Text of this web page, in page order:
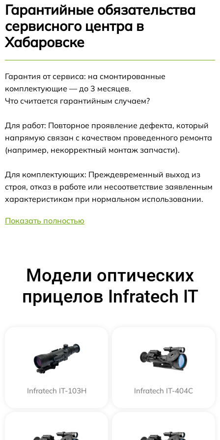
Гарантийные обязательства
сервисного центра в
Хабаровске
Гарантия от сервиса: на смонтированные
комплектующие — до 3 месяцев.
Что считается гарантийным случаем?
Для работ: Повторное проявление дефекта, который
напрямую связан с качеством проведенного ремонта
(например, некорректный монтаж запчасти).
Для комплектующих: Преждевременный выход из
строя, отказ в работе или несоответствие заявленным
характеристикам при нормальном использовании.
Показать полностью
Модели оптических
прицелов Infratech IT
Infratech IT-103Н Infratech IT-404C